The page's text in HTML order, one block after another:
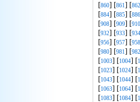
[860] [861] [862
[884] [885] [886
[908] [909] [910
[932] [933] [934
[956] [957] [958
[980] [981] [982
[1003] [1004] [
[1023] [1024] [
[1043] [1044] [
[1063] [1064] [
[1083] [1084] [